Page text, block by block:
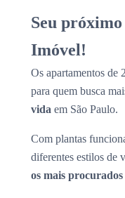
Seu
Imóvel!
Os apartamentos de
para quem busca
vida em São Paulo.
Com plantas
diferentes estilos de
os mais